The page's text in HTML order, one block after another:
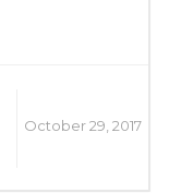
October 29, 2017